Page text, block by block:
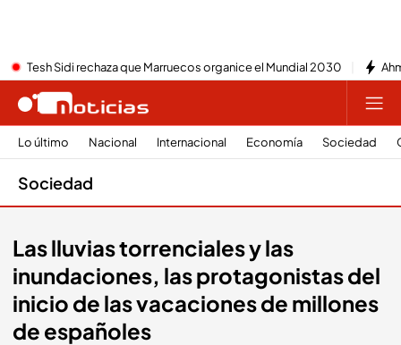
Tesh Sidi rechaza que Marruecos organice el Mundial 2030
Lo último Nacional Internacional Economía Sociedad
Sociedad
Las lluvias torrenciales y las
inundaciones, las protagonistas del
inicio de las vacaciones de millones
de españoles